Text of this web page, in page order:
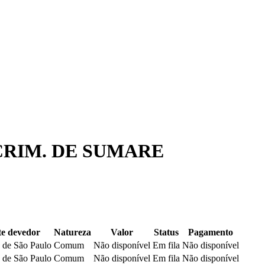
DE SUMARE
devedor Natureza Valor Status
Pagamento
de São Paulo Comum Não disponível Em fila Não disponível
de São Paulo Comum Não disponível Em fila Não disponível